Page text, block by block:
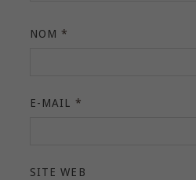
NOM*
E-MAIL *
SITE WEB